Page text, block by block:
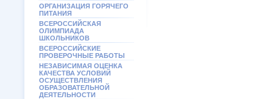
ОРГАНИЗАЦИЯ ГОРЯЧЕГО
ПИТАНИЯ
ВСЕРОССИЙСКАЯ
ОЛИМПИАДА
ШКОЛЬНИКОВ
ВСЕРОССИЙСКИЕ
ПРОВЕРОЧНЫЕ РАБОТЫ
НЕЗАВИСИМАЯ ОЦЕНКА
КАЧЕСТВА УСЛОВИЙ
ОСУЩЕСТВЛЕНИЯ
ОБРАЗОВАТЕЛЬНОЙ
ДЕЯТЕЛЬНОСТИ